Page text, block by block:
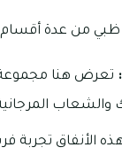
ظبي من عدة
تعرض هنا مجموعة
المرجانية
الأنفاق